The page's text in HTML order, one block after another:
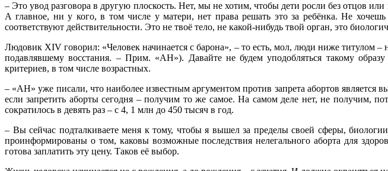
– Это увод разговора в другую плоскость. Нет, мы не хотим, чтобы дети росли без отцов
А главное, ни у кого, в том числе у матери, нет права решать это за ребёнка. Не
соответствуют действительности. Это не твоё тело, не какой-нибудь твой орган, это
Людовик XIV говорил: «Человек начинается с барона», – то есть, мол, люди ниже
подавлявшему восстания. – Прим. «АН»). Давайте не будем уподобляться такому
критериев, в том числе возрастных.
– «АН» уже писали, что наиболее известным аргументом против запрета абортов
если запретить аборты сегодня – получим то же самое. На самом деле нет, не получим,
сократилось в девять раз – с 4, 1 млн до 450 тысяч в год.
– Вы сейчас подталкиваете меня к тому, чтобы я вышел за пределы своей сферы,
проинформированы о том, каковы возможные последствия нелегального аборта для
готова заплатить эту цену. Таков её выбор.